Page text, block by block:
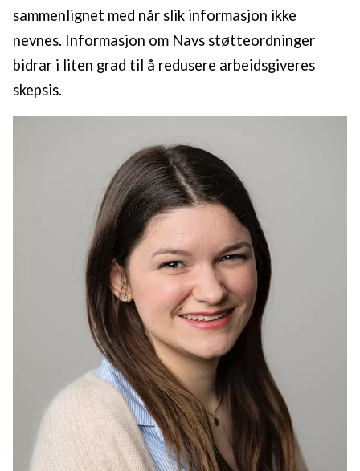
sammenlignet med når slik informasjon ikke
nevnes. Informasjon om Navs støtteordninger
bidrar i liten grad til å redusere arbeidsgiveres
skepsis.